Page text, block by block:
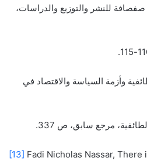
صفصافة للنشر والتوزيع والدراسات،
وأزمة السياسة والاقتصاد في
مرجع سابق، ص 337.
[13] Fadi Nicholas Nassar,